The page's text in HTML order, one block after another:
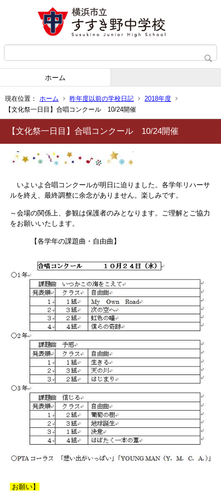
ホーム
現在位置： ホーム 昨年度以前の学校日記
2018年度
【文化祭一日目】合唱コンクール 10/24開催
【文化祭一日目】合唱コンクール 10/24開催
いよいよ合唱コンクールが明日に迫りました。各学年リハーサ
ルを終え、最終調整に余念がありません。楽しみです。
～会場の関係上、参観は保護者のみとなります。ご理解とご協力
をお願いいたします。
【各学年の課題曲・自由曲】
お願い】